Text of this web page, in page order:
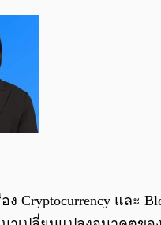
ง Cryptocurrency และ